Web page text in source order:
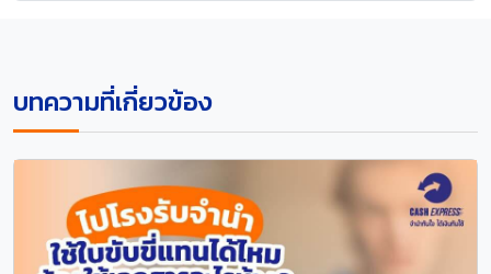
บทความที่เกี่ยวข้อง